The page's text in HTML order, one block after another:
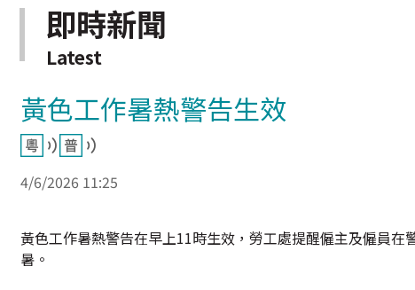
即時新聞
Latest
黃色工作暑熱警告生效
4/6/2026 11:25
黃色工作暑熱警告在早上11時生效，勞工處提醒僱主及僱員
暑。